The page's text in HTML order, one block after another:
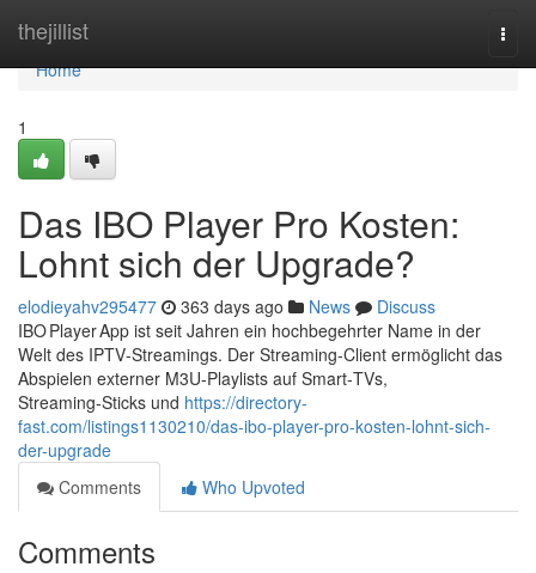
thejillist
Home
Home
1
Das IBO Player Pro Kosten:
Lohnt sich der Upgrade?
elodieyahv295477 363 days ago News
Discuss
IBO Player App ist seit Jahren ein hochbegehrter Name in der
Welt des IPTV‑Streamings. Der Streaming‑Client ermöglicht das
Abspielen externer M3U‑Playlists auf Smart‑TVs,
Streaming‑Sticks und https://directory-
fast.com/listings1130210/das-ibo-player-pro-kosten-lohnt-sich-
der-upgrade
Comments
Who Upvoted
Comments